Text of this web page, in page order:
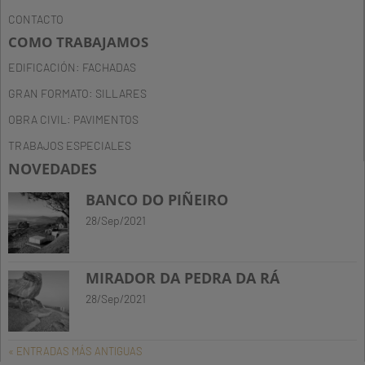
CONTACTO
COMO TRABAJAMOS
EDIFICACIÓN: FACHADAS
GRAN FORMATO: SILLARES
OBRA CIVIL: PAVIMENTOS
TRABAJOS ESPECIALES
NOVEDADES
BANCO DO PIÑEIRO
28/Sep/2021
MIRADOR DA PEDRA DA RÁ
28/Sep/2021
« ENTRADAS MÁS ANTIGUAS